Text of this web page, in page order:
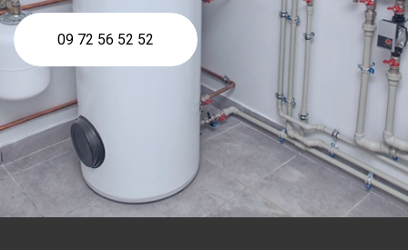
09 72 56 52 52